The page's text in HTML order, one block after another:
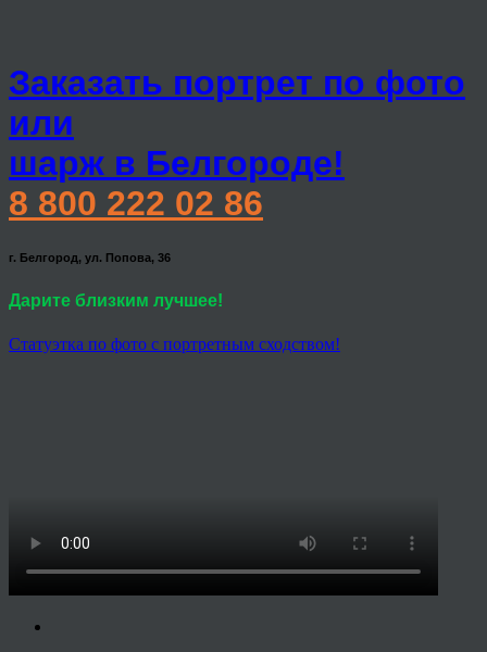
Заказать портрет по фото
или
шарж в Белгороде!
8 800 222 02 86
г. Белгород, ул. Попова, 36
Дарите близким лучшее!
Статуэтка по фото с портретным сходством!